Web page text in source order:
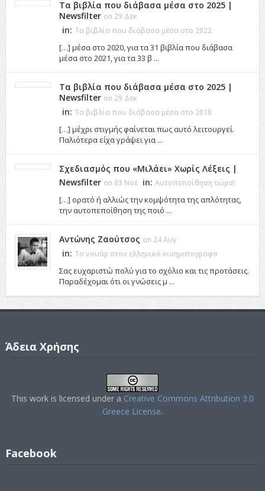
Τα βιβλία που διάβασα μέσα στο 2025 |
Newsfilter on 29 Δεκ
in: Τα βιβλία που διάβασα μέσα στο 2022
[…] μέσα στο 2020, για τα 31 βιβλία που διάβασα
μέσα στο 2021, για τα 33 β ...
Τα βιβλία που διάβασα μέσα στο 2025 |
Newsfilter on 29 Δεκ
in: Τα βιβλία που διάβασα μέσα στο 2018
[…] μέχρι στιγμής φαίνεται πως αυτό λειτουργεί.
Παλιότερα είχα γράψει για ...
Σχεδιασμός που «Μιλάει» Χωρίς Λέξεις |
Newsfilter on 03 Νοέ in: Αυτοπεποίθηση τώρα!
[…] ορατό ή αλλιώς την κομψότητα της απλότητας,
την αυτοπεποίθηση της ποιό ...
Αντώνης Ζαούτσος on 24 Αυγ
in: Το νουάρ στον ελληνικό κινηματογράφο
Σας ευχαριστώ πολύ για το σχόλιο και τις προτάσεις.
Παραδέχομαι ότι οι γνώσεις μ ...
Άδεια Χρήσης
This work is licensed under a Creative Commons Attribution 3.0
Greece License.
Facebook